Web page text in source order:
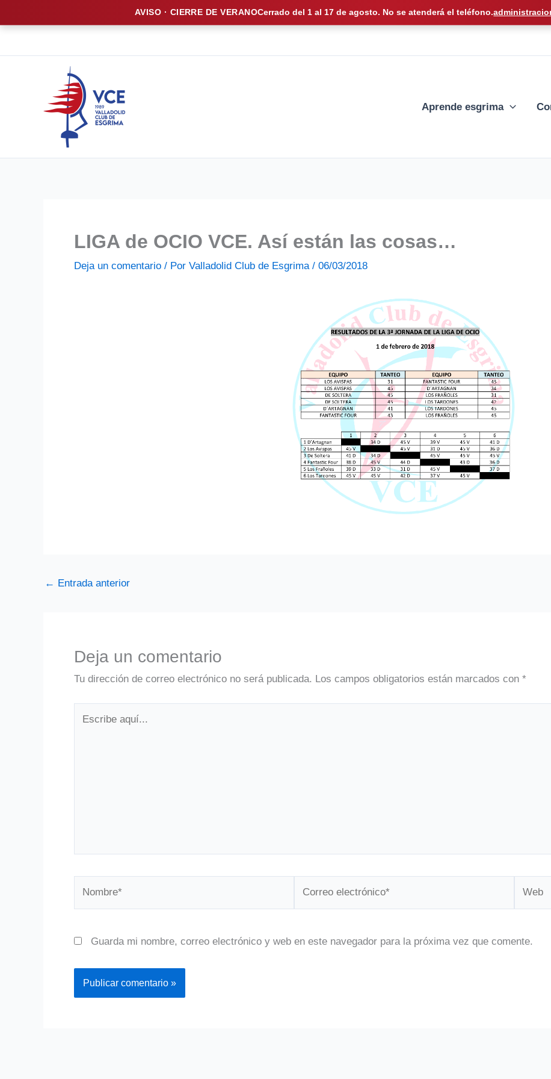
AVISO · CIERRE DE VERANOCerrado del 1 al 17 de agosto. No se atenderá el teléfono.
Aprende esgrima
LIGA de OCIO VCE. Así están las cosas…
Deja un comentario / Por Valladolid Club de Esgrima / 06/03/2018
← Entrada anterior
Deja un comentario
Tu dirección de correo electrónico no será publicada. Los campos obligatorios están marcados con *
Guarda mi nombre, correo electrónico y web en este navegador para la próxima vez que comente.